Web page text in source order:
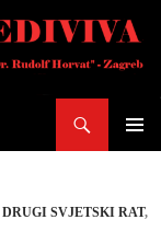
DRUGI SVJETSKI RAT,